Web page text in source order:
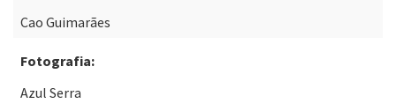
Cao Guimarães
Fotografia:
Azul Serra